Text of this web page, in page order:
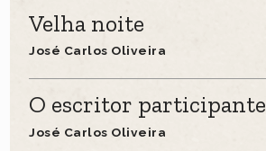
Velha noite
José Carlos Oliveira
O escritor participante
José Carlos Oliveira